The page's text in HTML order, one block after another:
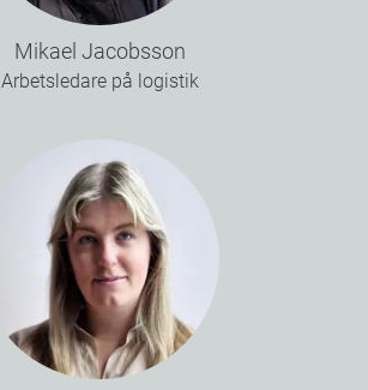
Mikael Jacobsson
Arbetsledare på logistik